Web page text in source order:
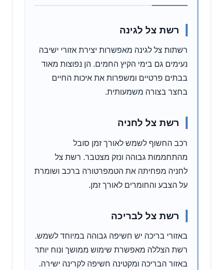
רשת צל לגינה
רשתות צל לגינה מאפשרות יצירת אזורי ישיבה
נעימים גם בימי הקיץ החמים. הן נפוצות מאוד
בבתים פרטיים ומשפרות את איכות החיים
בחצר בצורה משמעותית.
רשת צל לחניה
רכב החשוף לשמש לאורך זמן סובל
מהתחממות גבוהה ונזק מצטבר. רשת צל
לחניה מפחיתה את הטמפרטורה ברכב ושומרת
על הצבע והחומרים לאורך זמן.
רשת צל לבריכה
באזורי בריכה יש חשיפה גבוהה במיוחד לשמש.
רשת הצללה מאפשרת שימוש ממושך ונוח יותר
באזור הבריכה ומקטינה חשיפה לקרינה ישירה.